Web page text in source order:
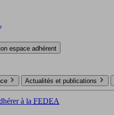
espace adhérent
Actualités et publications
à la FEDEA